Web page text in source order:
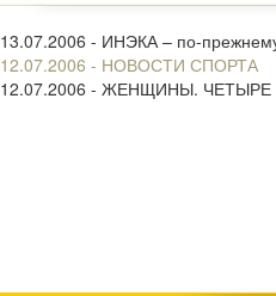
13.07.2006 - ИНЭКА – по-прежнему
12.07.2006 - НОВОСТИ СПОРТА
12.07.2006 - ЖЕНЩИНЫ.